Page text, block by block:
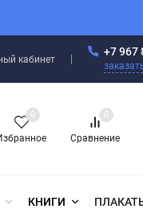
кабинет
+7 967
0
Сравнение
0
КНИГИ